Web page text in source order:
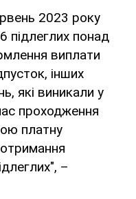
2023 року
підлеглих понад
виплати
інших
які виникали у
проходження
платну
–